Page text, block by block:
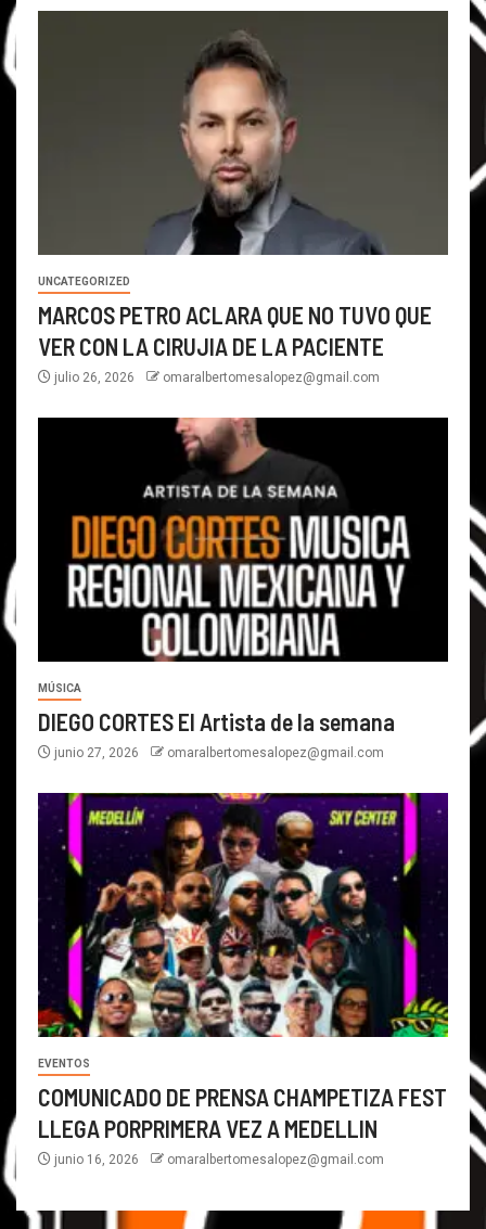
UNCATEGORIZED
MARCOS PETRO ACLARA QUE NO TUVO QUE
VER CON LA CIRUJIA DE LA PACIENTE
julio 26, 2026 omaralbertomesalopez@gmail.com
MÚSICA
DIEGO CORTES El Artista de la semana
junio 27, 2026 omaralbertomesalopez@gmail.com
EVENTOS
COMUNICADO DE PRENSA CHAMPETIZA FEST
LLEGA PORPRIMERA VEZ A MEDELLIN
junio 16, 2026 omaralbertomesalopez@gmail.com